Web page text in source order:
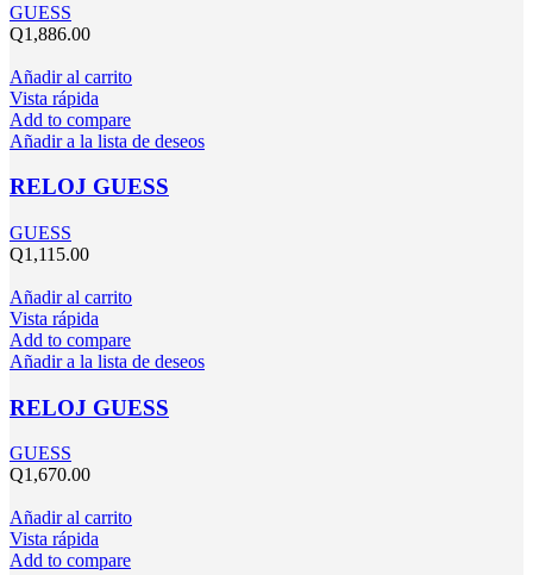
GUESS
Q1,886.00
Añadir al carrito
Vista rápida
Add to compare
Añadir a la lista de deseos
RELOJ GUESS
GUESS
Q1,115.00
Añadir al carrito
Vista rápida
Add to compare
Añadir a la lista de deseos
RELOJ GUESS
GUESS
Q1,670.00
Añadir al carrito
Vista rápida
Add to compare